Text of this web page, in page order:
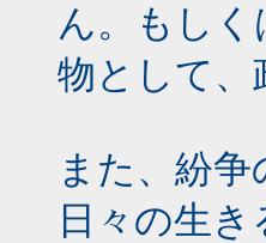
ん。もし
物として、
また、紛
日々の生